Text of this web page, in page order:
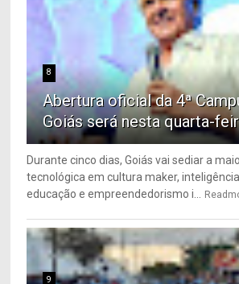
8
Abertura oficial da 4ª
Goiás será nesta quarta-
Durante cinco dias, Goiás vai sediar a
tecnológica em cultura maker,
educação e empreendedorismo i...
9